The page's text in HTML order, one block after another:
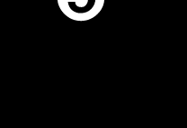
Oxalibre L ferronnerie Uzume